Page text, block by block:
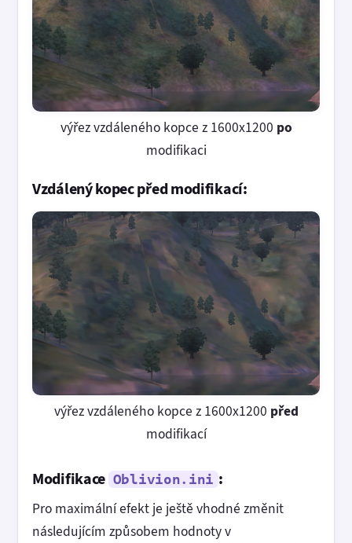
výřez vzdáleného kopce z 1600x1200 po
modifikaci
Vzdálený kopec před modifikací:
výřez vzdáleného kopce z 1600x1200 před
modifikací
Modifikace Oblivion.ini :
Pro maximální efekt je ještě vhodné změnit
následujícím způsobem hodnoty v